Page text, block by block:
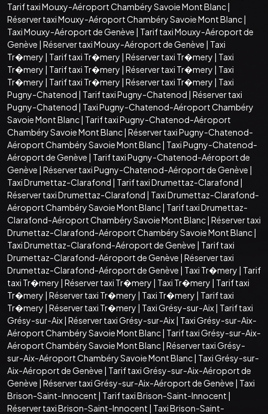
Tarif taxi Mouxy-Aéroport Chambéry Savoie Mont Blanc|
Réserver taxi Mouxy-Aéroport Chambéry Savoie Mont Blanc|
Taxi Mouxy-Aéroport de Genève | Tarif taxi Mouxy-Aéroport de
Genève | Réserver taxi Mouxy-Aéroport de Genève | Taxi
Tr�mery | Tarif taxi Tr�mery | Réserver taxi Tr�mery | Taxi
Tr�mery | Tarif taxi Tr�mery | Réserver taxi Tr�mery | Taxi
Tr�mery | Tarif taxi Tr�mery | Réserver taxi Tr�mery | Taxi
Pugny-Chatenod | Tarif taxi Pugny-Chatenod | Réserver taxi
Pugny-Chatenod | Taxi Pugny-Chatenod-Aéroport Chambéry
Savoie Mont Blanc| Tarif taxi Pugny-Chatenod-Aéroport
Chambéry Savoie Mont Blanc| Réserver taxi Pugny-Chatenod-
Aéroport Chambéry Savoie Mont Blanc| Taxi Pugny-Chatenod-
Aéroport de Genève | Tarif taxi Pugny-Chatenod-Aéroport de
Genève | Réserver taxi Pugny-Chatenod-Aéroport de Genève |
Taxi Drumettaz-Clarafond | Tarif taxi Drumettaz-Clarafond |
Réserver taxi Drumettaz-Clarafond | Taxi Drumettaz-Clarafond-
Aéroport Chambéry Savoie Mont Blanc| Tarif taxi Drumettaz-
Clarafond-Aéroport Chambéry Savoie Mont Blanc| Réserver taxi
Drumettaz-Clarafond-Aéroport Chambéry Savoie Mont Blanc|
Taxi Drumettaz-Clarafond-Aéroport de Genève | Tarif taxi
Drumettaz-Clarafond-Aéroport de Genève | Réserver taxi
Drumettaz-Clarafond-Aéroport de Genève | Taxi Tr�mery | Tarif
taxi Tr�mery | Réserver taxi Tr�mery | Taxi Tr�mery | Tarif taxi
Tr�mery | Réserver taxi Tr�mery | Taxi Tr�mery | Tarif taxi
Tr�mery | Réserver taxi Tr�mery | Taxi Grésy-sur-Aix| Tarif taxi
Grésy-sur-Aix| Réserver taxi Grésy-sur-Aix| Taxi Grésy-sur-Aix-
Aéroport Chambéry Savoie Mont Blanc| Tarif taxi Grésy-sur-Aix-
Aéroport Chambéry Savoie Mont Blanc| Réserver taxi Grésy-
sur-Aix-Aéroport Chambéry Savoie Mont Blanc| Taxi Grésy-sur-
Aix-Aéroport de Genève | Tarif taxi Grésy-sur-Aix-Aéroport de
Genève | Réserver taxi Grésy-sur-Aix-Aéroport de Genève | Taxi
Brison-Saint-Innocent | Tarif taxi Brison-Saint-Innocent |
Réserver taxi Brison-Saint-Innocent | Taxi Brison-Saint-